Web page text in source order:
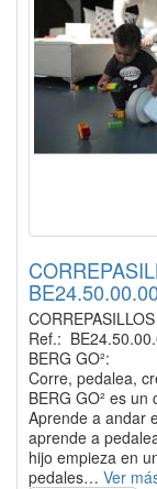
Ref.:
BERG GO²:
Corre, pedalea,
BERG GO² es
Aprende a andar
aprende a
hijo empieza en
pedales… Ver